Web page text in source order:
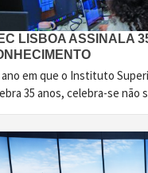
LISBOA ASSINALA
em que o Instituto
35 anos, celebra-se não